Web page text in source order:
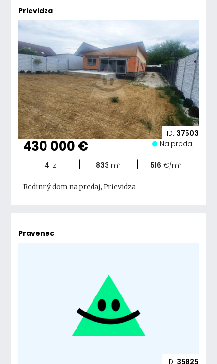
Prievidza
ID: 37503
430 000 € Na predaj
4 iz. | 833 m² | 516 €/m²
Rodinný dom na predaj, Prievidza
Pravenec
ID: 35825